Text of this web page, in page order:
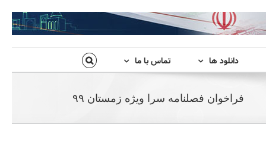
دانلود ها تماس با ما
فراخوان فصلنامه سرا ویژه زمستان ۹۹